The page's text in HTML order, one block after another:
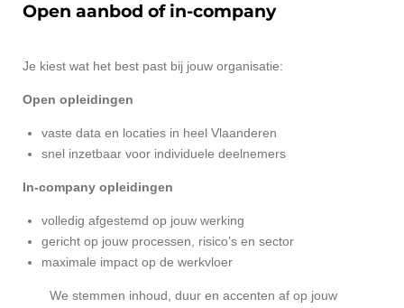
Open aanbod of in-company
Je kiest wat het best past bij jouw organisatie:
Open opleidingen
vaste data en locaties in heel Vlaanderen
snel inzetbaar voor individuele deelnemers
In-company opleidingen
volledig afgestemd op jouw werking
gericht op jouw processen, risico’s en sector
maximale impact op de werkvloer
We stemmen inhoud, duur en accenten af op jouw